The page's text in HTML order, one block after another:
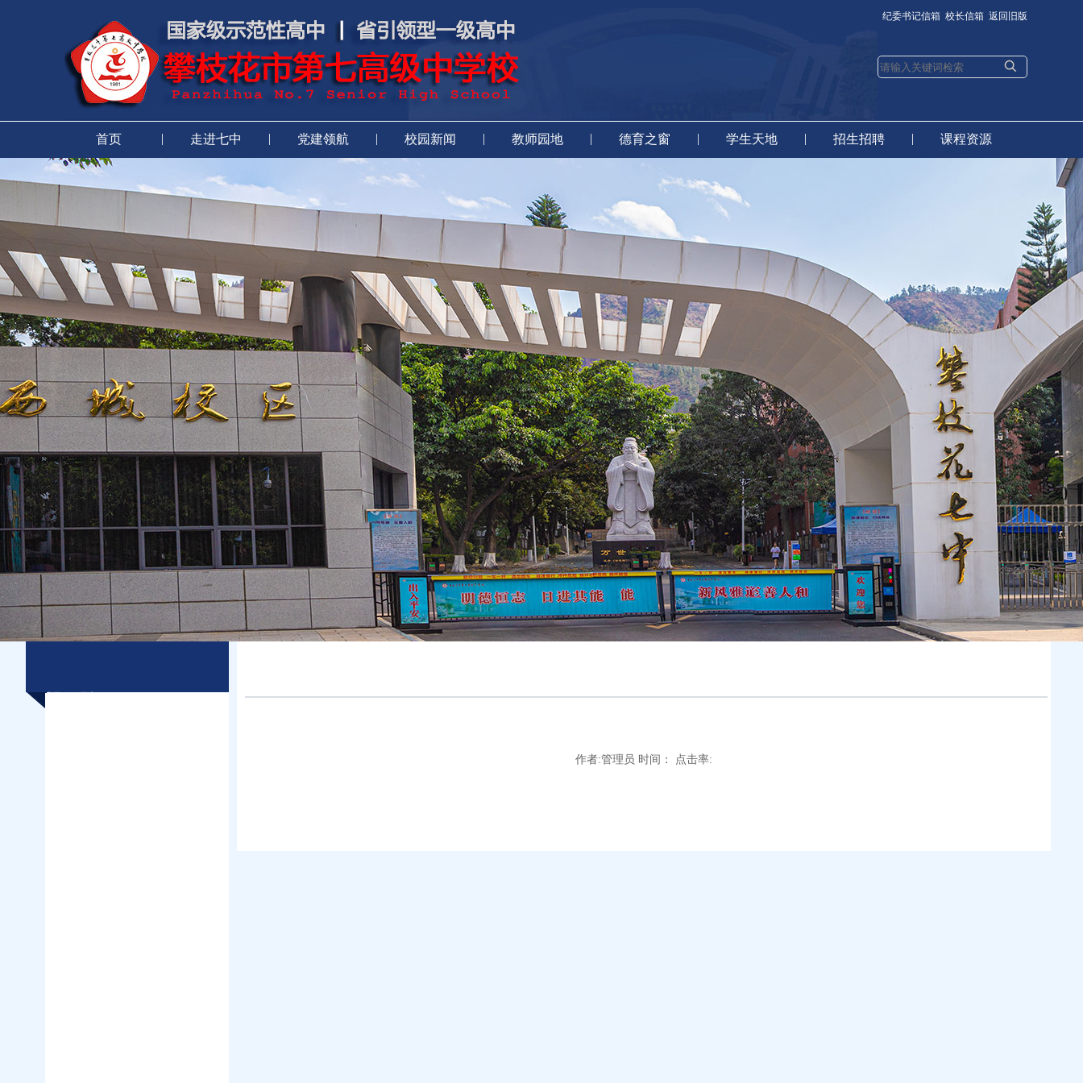
纪委书记信箱 校长信箱 返回旧版
首页 | 走进七中 | 党建领航 | 校园新闻 | 教师园地 | 德育之窗 | 学生天地 | 招生招聘 | 课程资源
作者:管理员 时间： 点击率: